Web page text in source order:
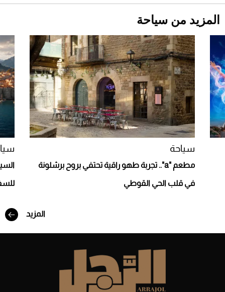
Aston Martin Valiant: على هوى الأبطال
المزيد من سياحة
سياحة
مطعم "a".. تجربة طهو راقية تحتفي بروح برشلونة
في قلب الحي القوطي
المزيد